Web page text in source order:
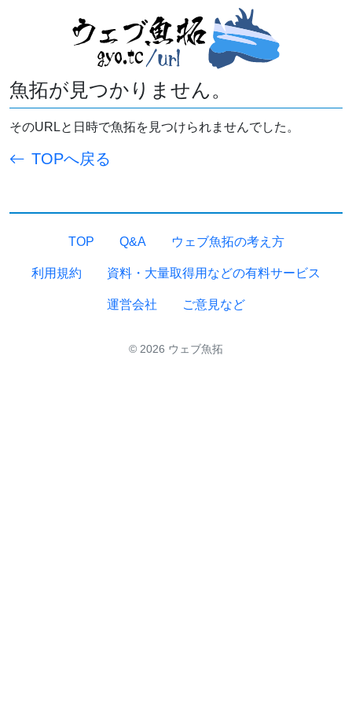
魚拓が見つかりません。
そのURLと日時で魚拓を見つけられませんでした。
TOPへ戻る
TOP Q&A ウェブ魚拓の考え方
利用規約 資料・大量取得用などの有料サービス
運営会社 ご意見など
© 2026 ウェブ魚拓